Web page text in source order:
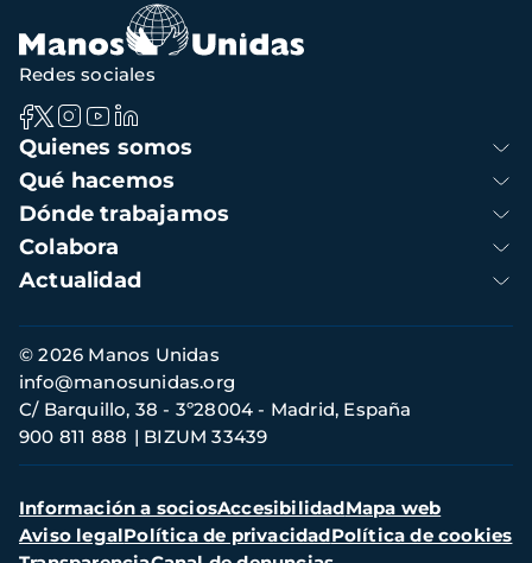
Navegación
principal
Quienes somos
Qué hacemos
Dónde trabajamos
Colabora
Actualidad
Redes sociales
Información
de
contacto
© 2026 Manos Unidas
C/ Barquillo, 38 - 3º28004 - Madrid, España
900 811 888
BIZUM 33439
info@manosunidas.org
Menú
secundario
Información a sociosAccesibilidadMapa web
Aviso legalPolítica de privacidadPolítica de cookies